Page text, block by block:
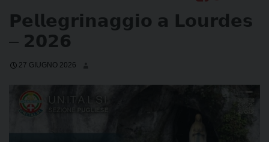
𝗣𝗲𝗹𝗹𝗲𝗴𝗿𝗶𝗻𝗮𝗴𝗴𝗶𝗼 𝗮 𝗟𝗼𝘂𝗿𝗱𝗲𝘀
– 𝟮𝟬𝟮𝟲
27 GIUGNO 2026